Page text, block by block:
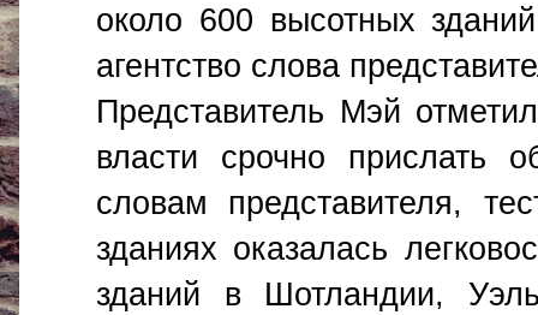
около 600 высотных
агентство слова
Представитель Мэй
власти срочно прислать
словам представителя,
зданиях оказалась
зданий в Шотландии,